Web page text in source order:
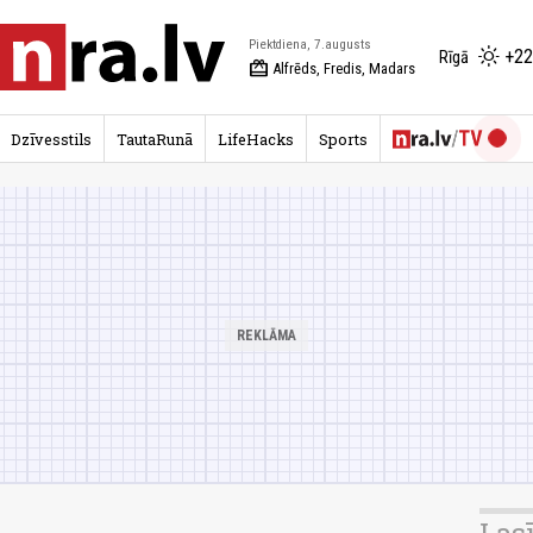
Piektdiena, 7.augusts
redeem Alfrēds, Fredis, Madars
Rīgā
Dzīvesstils TautaRunā LifeHacks Sports